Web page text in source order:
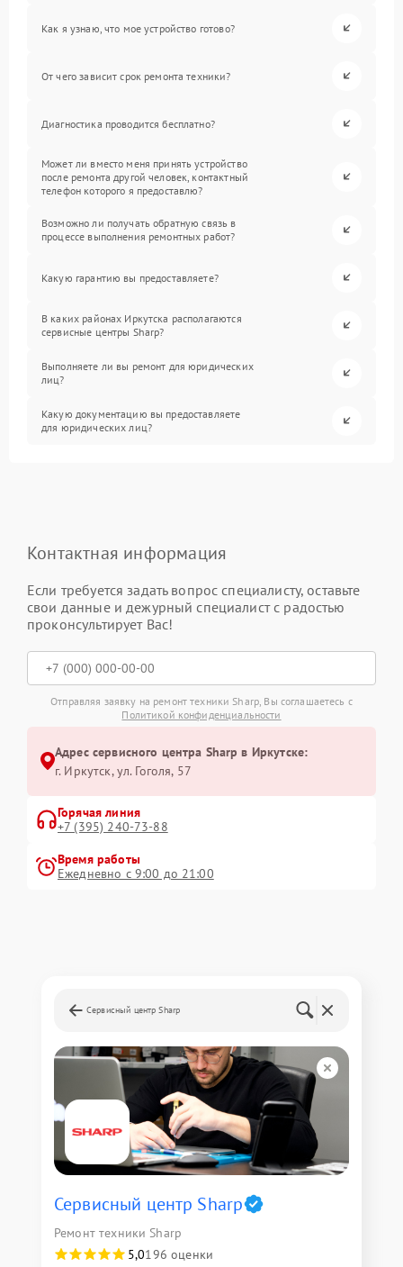
Как я узнаю, что мое устройство готово?
От чего зависит срок ремонта техники?
Диагностика проводится бесплатно?
Может ли вместо меня принять устройство
после ремонта другой человек, контактный
телефон которого я предоставлю?
Возможно ли получать обратную связь в
процессе выполнения ремонтных работ?
Какую гарантию вы предоставляете?
В каких районах Иркутска располагаются
сервисные центры Sharp?
Выполняете ли вы ремонт для юридических
лиц?
Какую документацию вы предоставляете
для юридических лиц?
Контактная информация
Если требуется задать вопрос специалисту, оставьте
свои данные и дежурный специалист с радостью
проконсультирует Вас!
Отправляя заявку на ремонт техники Sharp, Вы соглашаетесь с
Политикой конфиденциальности
Адрес сервисного центра Sharp в Иркутске:
г. Иркутск, ул. ​Гоголя, 57
Горячая линия
+7 (395) 240-73-88
Время работы
Ежедневно с 9:00 до 21:00
Сервисный центр Sharp
Сервисный центр Sharp
Ремонт техники Sharp
5,0196 оценки